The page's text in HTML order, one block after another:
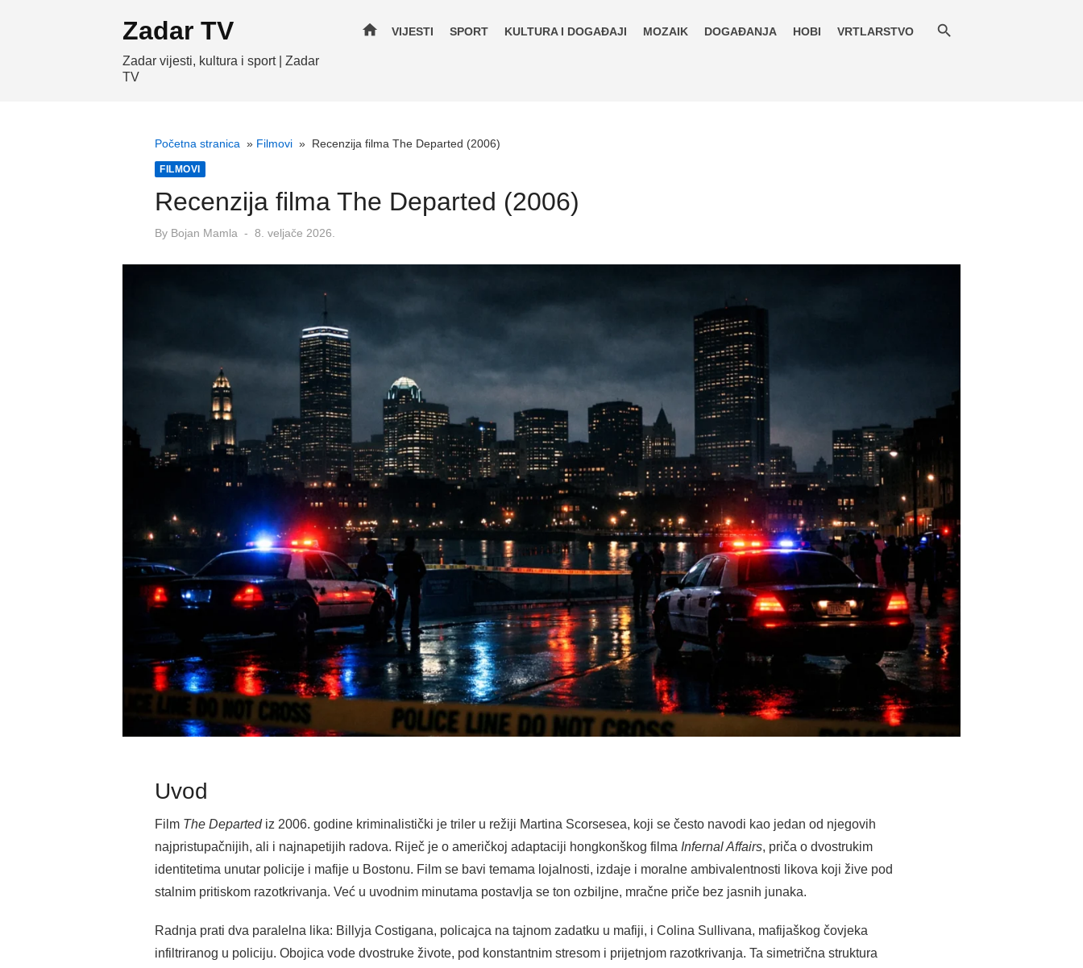
Zadar TV
Zadar vijesti, kultura i sport | Zadar
TV
home VIJESTI SPORT KULTURA I DOGAĐAJI MOZAIK DOGAĐANJA HOBI VRTLARSTVO
Početna stranica » Filmovi » Recenzija filma The Departed (2006)
FILMOVI
Recenzija filma The Departed (2006)
By Bojan Mamla
Posted
8. veljače 2026.
Uvod
Film The Departediz 2006. godine kriminalistički je triler u režiji Martina Scorsesea, koji se često navodi kao jedan od njegovih
najpristupačnijih, ali i najnapetijih radova. Riječ je o američkoj adaptaciji hongkonškog filma Infernal Affairs, priča o dvostrukim
identitetima unutar policije i mafije u Bostonu. Film se bavi temama lojalnosti, izdaje i moralne ambivalentnosti likova koji žive pod
stalnim pritiskom razotkrivanja. Već u uvodnim minutama postavlja se ton ozbiljne, mračne priče bez jasnih junaka.
Radnja prati dva paralelna lika: Billyja Costigana, policajca na tajnom zadatku u mafiji, i Colina Sullivana, mafijaškog čovjeka
infiltriranog u policiju. Obojica vode dvostruke živote, pod konstantnim stresom i prijetnjom razotkrivanja. Ta simetrična struktura